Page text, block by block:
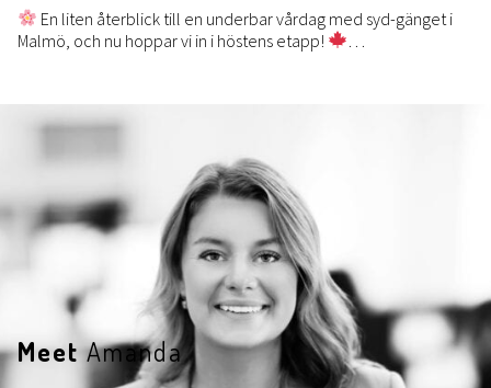
En liten återblick till en underbar vårdag med syd-gänget i
Malmö, och nu hoppar vi in i höstens etapp!
MeetAmanda